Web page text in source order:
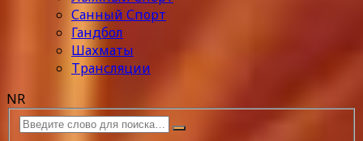
Санный Спорт
Гандбол
Шахматы
Трансляции
NR